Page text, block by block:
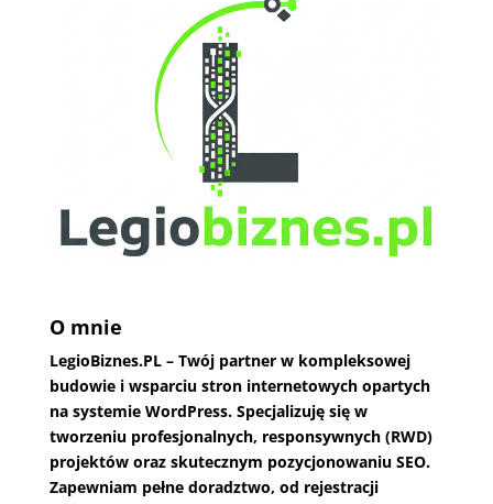
O mnie
LegioBiznes.PL– Twój partner w kompleksowej
budowie i wsparciu stron internetowych opartych
na systemie WordPress. Specjalizuję się w
tworzeniu profesjonalnych, responsywnych (RWD)
projektów oraz skutecznym pozycjonowaniu SEO.
Zapewniam pełne doradztwo, od rejestracji